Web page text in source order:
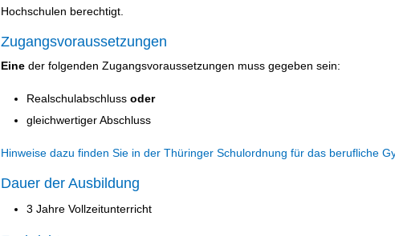
Hochschulen berechtigt.
Zugangsvoraussetzungen
Eine der folgenden Zugangsvoraussetzungen muss gegeben sein:
Realschulabschluss oder
gleichwertiger Abschluss
Hinweise dazu finden Sie in der Thüringer Schulordnung für das berufliche
Dauer der Ausbildung
3 Jahre Vollzeitunterricht